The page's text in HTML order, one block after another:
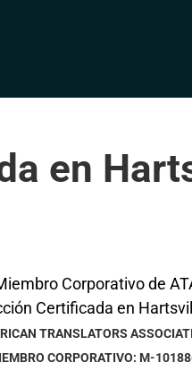
en
TRANSLATORS
CORPORATIVO: M-